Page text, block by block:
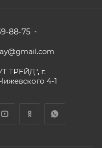
88-75
ТРЕЙД", г.
4-1